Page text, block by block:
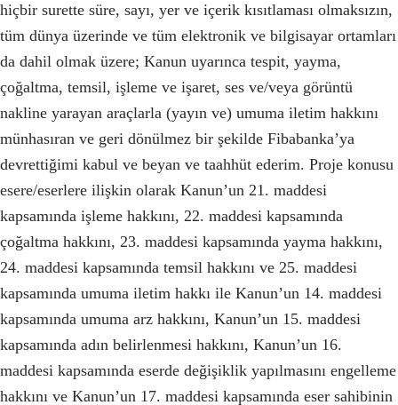
hiçbir surette süre, sayı, yer ve içerik kısıtlaması olmaksızın,
tüm dünya üzerinde ve tüm elektronik ve bilgisayar ortamları
da dahil olmak üzere; Kanun uyarınca tespit, yayma,
çoğaltma, temsil, işleme ve işaret, ses ve/veya görüntü
nakline yarayan araçlarla (yayın ve) umuma iletim hakkını
münhasıran ve geri dönülmez bir şekilde Fibabanka’ya
devrettiğimi kabul ve beyan ve taahhüt ederim. Proje konusu
esere/eserlere ilişkin olarak Kanun’un 21. maddesi
kapsamında işleme hakkını, 22. maddesi kapsamında
çoğaltma hakkını, 23. maddesi kapsamında yayma hakkını,
24. maddesi kapsamında temsil hakkını ve 25. maddesi
kapsamında umuma iletim hakkı ile Kanun’un 14. maddesi
kapsamında umuma arz hakkını, Kanun’un 15. maddesi
kapsamında adın belirlenmesi hakkını, Kanun’un 16.
maddesi kapsamında eserde değişiklik yapılmasını engelleme
hakkını ve Kanun’un 17. maddesi kapsamında eser sahibinin